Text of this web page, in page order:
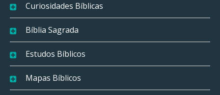
Curiosidades Bíblicas
Bíblia Sagrada
Estudos Bíblicos
Mapas Bíblicos